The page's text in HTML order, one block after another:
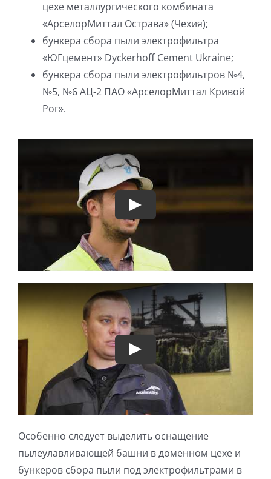
цехе металлургического комбината
«АрселорМиттал Острава» (Чехия);
бункера сбора пыли электрофильтра
«ЮГцемент» Dyckerhoff Cement Ukraine;
бункера сбора пыли электрофильтров №4,
№5, №6 АЦ-2 ПАО «АрселорМиттал Кривой
Рог».
Play
Play
Особенно следует выделить оснащение
пылеулавливающей башни в доменном цехе и
бункеров сбора пыли под электрофильтрами в